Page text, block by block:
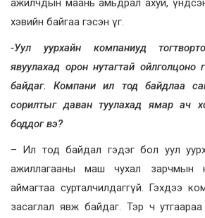
ажилчдын маань амьдрал ахуй,
хэвийн байгаа гэсэн үг.
-Уул уурхайн компаниуд
явуулахад орон нутагтай ойлголцоно
байдаг. Компани ил тод байдлаа
сорилтыг даван туулахад ямар ач
боддог вэ?
– Ил тод байдал гэдэг бол уул
ажиллагааны маш чухал зарчмын
аймагтаа сурталчилдаггүй. Гэхдээ
засаглал явж байдаг. Тэр ч